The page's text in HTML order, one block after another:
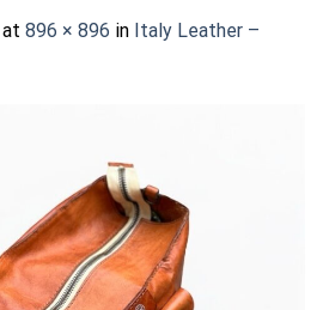
at 896 × 896 in Italy Leather –